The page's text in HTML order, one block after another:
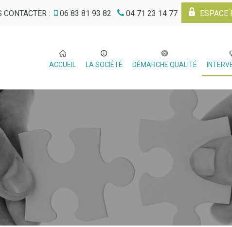
CONTACTER : 06 83 81 93 82 04 71 23 14 77 ESPACE
ACCUEIL LA SOCIÉTÉ DÉMARCHE QUALITÉ